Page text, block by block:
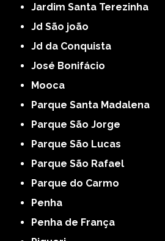
Jardim Santa Terezinha
Jd São joão
Jd da Conquista
José Bonifácio
Mooca
Parque Santa Madalena
Parque São Jorge
Parque São Lucas
Parque São Rafael
Parque do Carmo
Penha
Penha de França